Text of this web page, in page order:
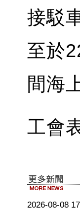
接駁
至於
間海
工會
2026-08-08